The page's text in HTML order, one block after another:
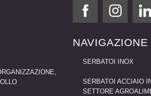
SERBATOI INOX
SERBATOI ACCIAIO
SETTORE